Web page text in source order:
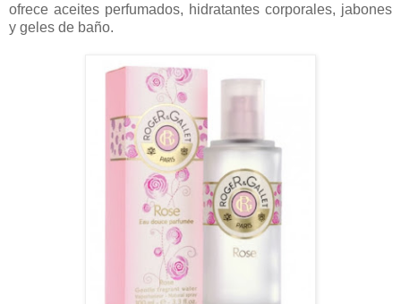
ofrece aceites perfumados, hidratantes corporales, jabones
y geles de baño.